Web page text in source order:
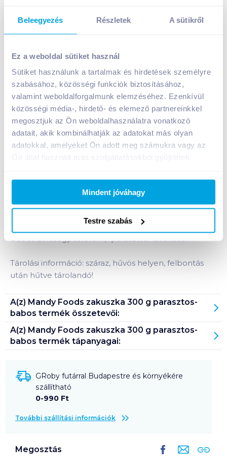
Beleegyezés Részletek A sütikről
Ez a weboldal sütiket használ
Sütiket használunk a tartalmak és hirdetések személyre
szabásához, közösségi funkciók biztosításához,
valamint weboldalforgalmunk elemzéséhez. Ezenkívül
közösségi média-, hirdető- és elemező partnereinkkel
megosztjuk az Ön weboldalhasználatra vonatkozó
adatait, akik kombinálhatják az adatokat más olyan
adatokkal, amelyeket Ön adott meg számukra vagy az
Mindent jóváhagy
Testre szabás
Mandy Foods zakuszka 300 g parasztos-babos
A termék jelenleg nem elérhető
Bevásárlólistához adom Értesíts, ha olcsóbb!
Termékleírás a(z)Mandy Foods zakuszka 300 g
termékhez:
Tárolási információ: száraz, hűvös helyen, felbontás
után hűtve tárolandó!
A(z) Mandy Foods zakuszka 300 g parasztos-
babos termék összetevői:
A(z) Mandy Foods zakuszka 300 g parasztos-
babos termék tápanyagai:
GRoby futárral Budapestre és környékére
szállítható
0-990 Ft
További szállítási információk
Megosztás